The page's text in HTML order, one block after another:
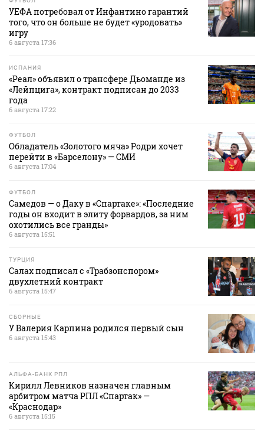
УЕФА потребовал от Инфантино гарантий
того, что он больше не будет «уродовать»
игру
6 августа 17:36
ИСПАНИЯ
«Реал» объявил о трансфере Дьоманде из
«Лейпцига», контракт подписан до 2033
года
6 августа 17:22
ФУТБОЛ
Обладатель «Золотого мяча» Родри хочет
перейти в «Барселону» — СМИ
6 августа 17:04
ФУТБОЛ
Самедов — о Даку в «Спартаке»: «Последние
годы он входит в элиту форвардов, за ним
охотились все гранды»
6 августа 15:51
ТУРЦИЯ
Салах подписал с «Трабзонспором»
двухлетний контракт
6 августа 15:47
СБОРНЫЕ
У Валерия Карпина родился первый сын
6 августа 15:43
АЛЬФА-БАНК РПЛ
Кирилл Левников назначен главным
арбитром матча РПЛ «Спартак» —
«Краснодар»
6 августа 15:15